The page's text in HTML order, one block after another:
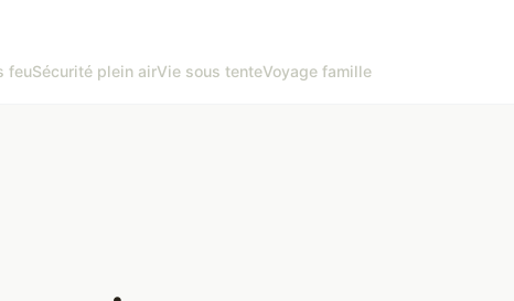
feuSécurité plein airVie sous tenteVoyage famille